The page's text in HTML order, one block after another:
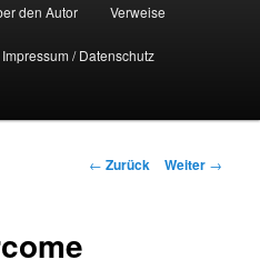
den Autor Verweise
Impressum / Datenschutz
Beitragsnavigation
← Zurück Weiter →